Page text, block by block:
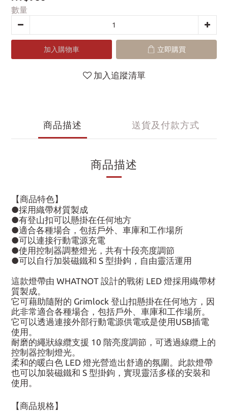
數量
加入購物車 立即購買
加入追蹤清單
商品描述 送貨及付款方式
商品描述
【商品特色】
●採用織帶材質製成
●有登山扣可以懸掛在任何地方
●適合各種場合，包括戶外、車庫和工作場所
●可以連接行動電源充電
●使用控制器調整燈光，共有十段亮度調節
●可以自行加裝磁鐵和 S 型掛鉤，自由靈活運用
這款燈帶由 WHATNOT 設計的戰術 LED 燈採用織帶材
質製成。
它可藉助隨附的 Grimlock 登山扣懸掛在任何地方，因
此非常適合各種場合，包括戶外、車庫和工作場所。
它可以透過連接外部行動電源供電或是使用USB插電
使用。
耐磨的繩狀線纜支援 10 階亮度調節，可透過線纜上的
控制器控制燈光。
柔和的暖白色 LED 燈光營造出舒適的氛圍。此款燈帶
也可以加裝磁鐵和 S 型掛鉤，實現靈活多樣的安裝和
使用。
【商品規格】